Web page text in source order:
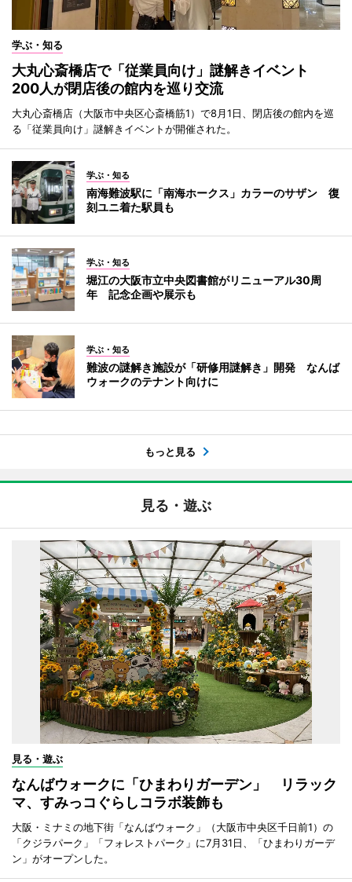
学ぶ・知る
大丸心斎橋店で「従業員向け」謎解きイベント
200人が閉店後の館内を巡り交流
大丸心斎橋店（大阪市中央区心斎橋筋1）で8月1日、閉店後の館内を巡
る「従業員向け」謎解きイベントが開催された。
学ぶ・知る
南海難波駅に「南海ホークス」カラーのサザン 復
刻ユニ着た駅員も
学ぶ・知る
堀江の大阪市立中央図書館がリニューアル30周
年 記念企画や展示も
学ぶ・知る
難波の謎解き施設が「研修用謎解き」開発 なんば
ウォークのテナント向けに
もっと見る
見る・遊ぶ
見る・遊ぶ
なんばウォークに「ひまわりガーデン」 リラック
マ、すみっコぐらしコラボ装飾も
大阪・ミナミの地下街「なんばウォーク」（大阪市中央区千日前1）の
「クジラパーク」「フォレストパーク」に7月31日、「ひまわりガーデ
ン」がオープンした。